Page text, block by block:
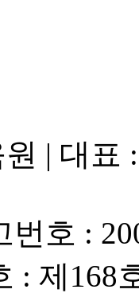
| 대표
번호 :
: 제168